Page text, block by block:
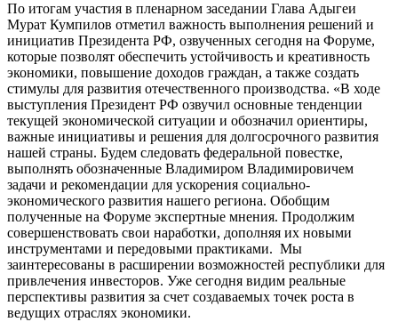
По итогам участия в пленарном заседании Глава Адыгеи
Мурат Кумпилов отметил важность выполнения решений и
инициатив Президента РФ, озвученных сегодня на Форуме,
которые позволят обеспечить устойчивость и креативность
экономики, повышение доходов граждан, а также создать
стимулы для развития отечественного производства. «В ходе
выступления Президент РФ озвучил основные тенденции
текущей экономической ситуации и обозначил ориентиры,
важные инициативы и решения для долгосрочного развития
нашей страны. Будем следовать федеральной повестке,
выполнять обозначенные Владимиром Владимировичем
задачи и рекомендации для ускорения социально-
экономического развития нашего региона. Обобщим
полученные на Форуме экспертные мнения. Продолжим
совершенствовать свои наработки, дополняя их новыми
инструментами и передовыми практиками. Мы
заинтересованы в расширении возможностей республики для
привлечения инвесторов. Уже сегодня видим реальные
перспективы развития за счет создаваемых точек роста в
ведущих отраслях экономики.